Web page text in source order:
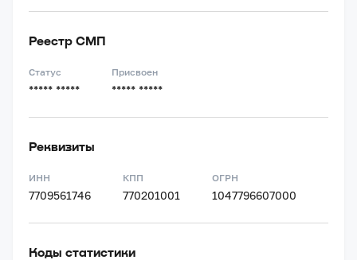
Реестр СМП
Статус
***** *****
Присвоен
***** *****
Реквизиты
ИНН
7709561746
КПП
770201001
ОГРН
1047796607000
Коды статистики